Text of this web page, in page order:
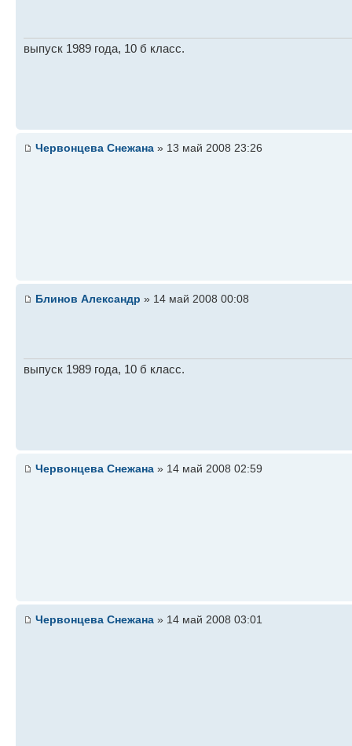
выпуск 1989 года, 10 б класс.
Червонцева Снежана » 13 май 2008 23:26
Блинов Александр » 14 май 2008 00:08
выпуск 1989 года, 10 б класс.
Червонцева Снежана » 14 май 2008 02:59
Червонцева Снежана » 14 май 2008 03:01